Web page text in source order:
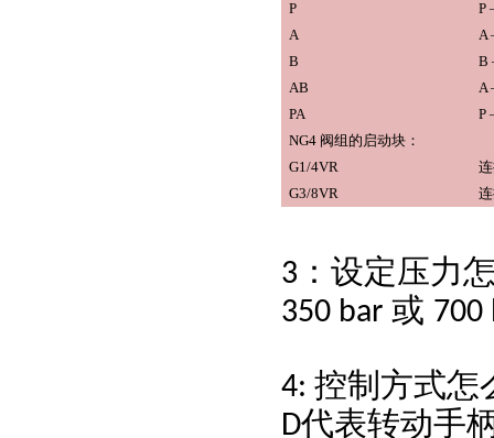
P
P
A
A
B
B
AB
A
PA
P
NG4 阀组的启动块：
G1/4VR
G3/8VR
3 ：设定压力
350 bar 或 700
4: 控制方式怎
D代表转动手